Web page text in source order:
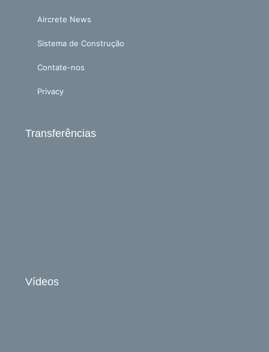
Aircrete News
Sistema de Construção
Contate-nos
Privacy
Transferências
Vídeos